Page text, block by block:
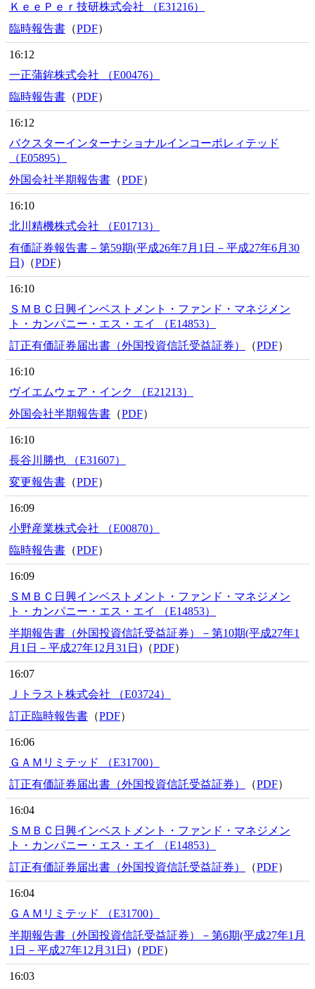
ＫｅｅＰｅｒ技研株式会社 （E31216）
臨時報告書 （PDF）
16:12
一正蒲鉾株式会社 （E00476）
臨時報告書 （PDF）
16:12
バクスターインターナショナルインコーポレィテッド
（E05895）
外国会社半期報告書 （PDF）
16:10
北川精機株式会社 （E01713）
有価証券報告書－第59期(平成26年7月1日－平成27年6月30
日) （PDF）
16:10
ＳＭＢＣ日興インベストメント・ファンド・マネジメン
ト・カンパニー・エス・エイ （E14853）
訂正有価証券届出書（外国投資信託受益証券）
（PDF）
16:10
ヴイエムウェア・インク （E21213）
外国会社半期報告書 （PDF）
16:10
長谷川勝也 （E31607）
変更報告書 （PDF）
16:09
小野産業株式会社 （E00870）
臨時報告書 （PDF）
16:09
ＳＭＢＣ日興インベストメント・ファンド・マネジメン
ト・カンパニー・エス・エイ （E14853）
半期報告書（外国投資信託受益証券）－第10期(平成27年1
月1日－平成27年12月31日) （PDF）
16:07
Ｊトラスト株式会社 （E03724）
訂正臨時報告書 （PDF）
16:06
ＧＡＭリミテッド （E31700）
訂正有価証券届出書（外国投資信託受益証券）
（PDF）
16:04
ＳＭＢＣ日興インベストメント・ファンド・マネジメン
ト・カンパニー・エス・エイ （E14853）
訂正有価証券届出書（外国投資信託受益証券）
（PDF）
16:04
ＧＡＭリミテッド （E31700）
半期報告書（外国投資信託受益証券）－第6期(平成27年1月
1日－平成27年12月31日) （PDF）
16:03